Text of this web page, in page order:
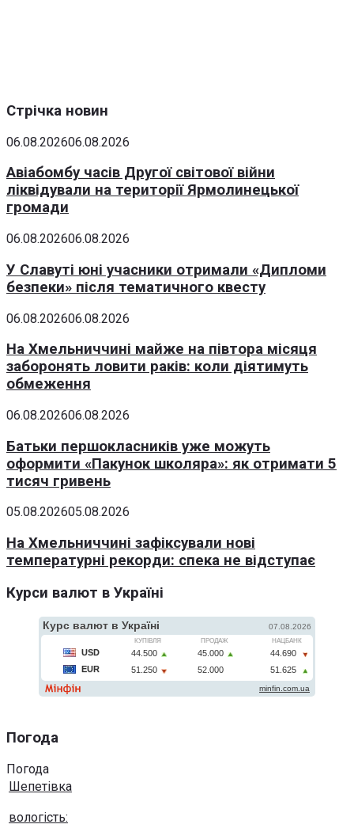
Стрічка новин
06.08.202606.08.2026
Авіабомбу часів Другої світової війни
ліквідували на території Ярмолинецької
громади
06.08.202606.08.2026
У Славуті юні учасники отримали «Дипломи
безпеки» після тематичного квесту
06.08.202606.08.2026
На Хмельниччині майже на півтора місяця
заборонять ловити раків: коли діятимуть
обмеження
06.08.202606.08.2026
Батьки першокласників уже можуть
оформити «Пакунок школяра»: як отримати 5
тисяч гривень
05.08.202605.08.2026
На Хмельниччині зафіксували нові
температурні рекорди: спека не відступає
Курси валют в Україні
Погода
Погода
Шепетівка
вологість: